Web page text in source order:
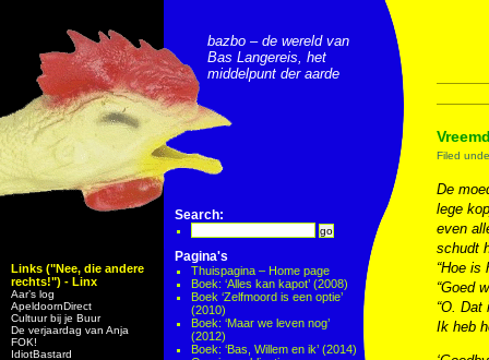
Links ("Nee, die andere
rechts!") - Linx
Aar’s log
ApeldoornDirect
Cultuur bij je Buur
De verjaardag van Anja
FOK!
IdiotBastard
bazbo – de wereld van
Bas Langereis, het
middelpunt der aarde
Search:
Pagina's
Thuispagina – Home page
Boek: ‘Alles kan kapot’ (2008)
Boek ‘Zelfmoord is een optie’
(2010)
Boek: ‘Maar we leven nog’
(2012)
Boek: ‘Bas, Willem en ik’ (2014)
Filed
De
lege
even
schudt
“Hoe is
“Goed
“O. Dat
Ik heb